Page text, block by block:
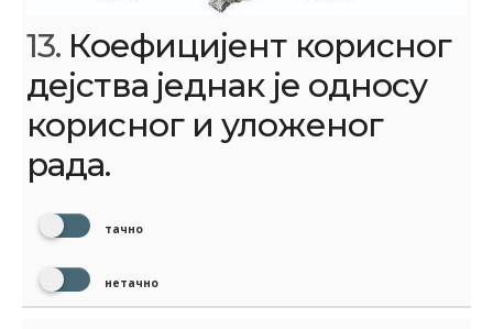
13. Коефицијент корисног
дејства једнак је односу
корисног и уложеног
рада.
тачно
нетачно